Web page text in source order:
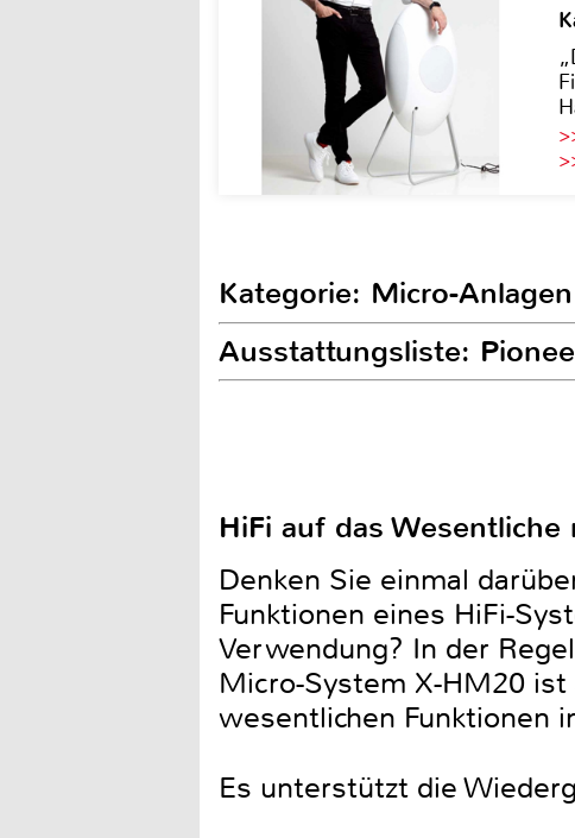
Kategorie: Micro-Anlagen
Ausstattungsliste:
HiFi auf das Wesentliche
Denken Sie einmal
Funktionen eines HiFi-
Verwendung? In der
Micro-System X-HM20
wesentlichen Funktionen
Es unterstützt die